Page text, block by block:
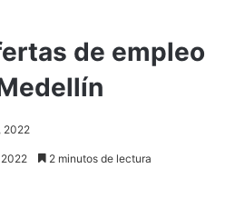
de empleo
2022
2 minutos de lectura